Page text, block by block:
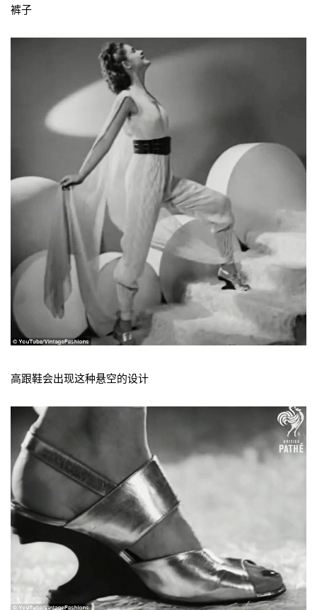
裤子
高跟鞋会出现这种悬空的设计